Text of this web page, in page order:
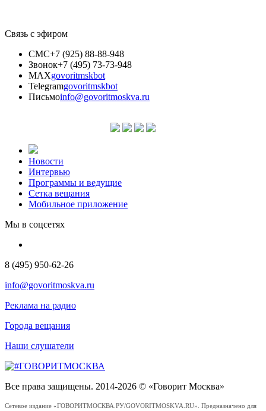
Связь с эфиром
СМС+7 (925) 88-88-948
Звонок+7 (495) 73-73-948
MAXgovoritmskbot
Telegramgovoritmskbot
Письмоinfo@govoritmoskva.ru
Новости
Интервью
Программы и ведущие
Сетка вещания
Мобильное приложение
Мы в соцсетях
8 (495) 950-62-26
info@govoritmoskva.ru
Реклама на радио
Города вещания
Наши слушатели
Все права защищены. 2014-2026 © «Говорит Москва»
Сетевое издание «ГОВОРИТМОСКВА.РУ/GOVORITMOSKVA.RU». Предназначено для